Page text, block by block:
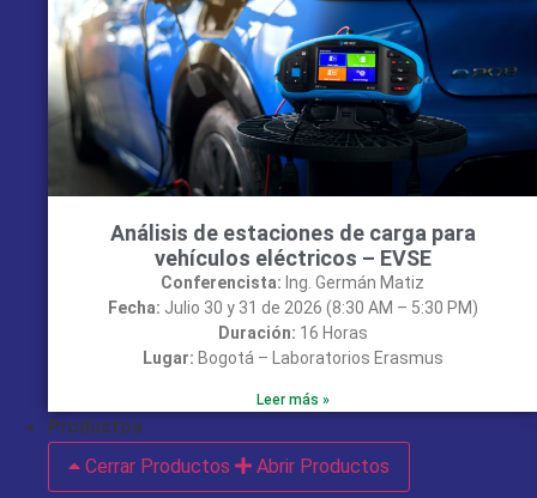
Análisis de estaciones de carga para
vehículos eléctricos – EVSE
Conferencista: Ing. Germán Matiz
Fecha: Julio 30 y 31 de 2026 (8:30 AM – 5:30 PM)
Duración: 16 Horas
Lugar: Bogotá – Laboratorios Erasmus
Leer más »
Productos
Cerrar Productos
Abrir Productos